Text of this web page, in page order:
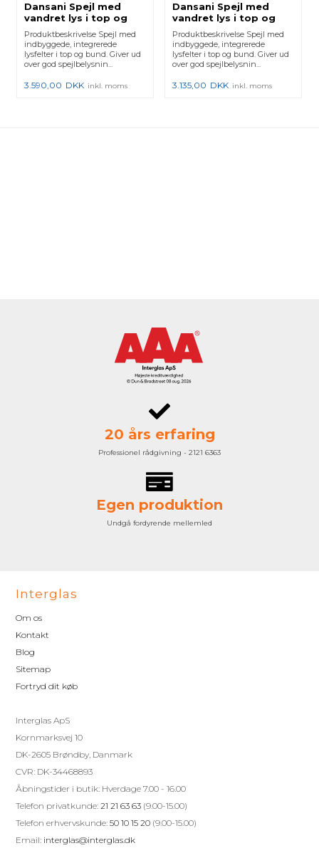
Dansani Spejl med
vandret lys i top og
bund, 120x70 cm
Produktbeskrivelse Spejl med
indbyggede, integrerede
lysfelter i top og bund. Giver ud
over god spejlbelysnin...
3.590,00 DKK inkl. moms
Dansani Spejl med
vandret lys i top og
bund, 100x70 cm
Produktbeskrivelse Spejl med
indbyggede, integrerede
lysfelter i top og bund. Giver ud
over god spejlbelysnin...
3.135,00 DKK inkl. moms
20 års erfaring
Professionel rådgivning - 2121 6363
Egen produktion
Undgå fordyrende mellemled
Interglas
Om os
Kontakt
Blog
Sitemap
Fortryd dit køb
Interglas ApS
Kornmarksvej 10
DK-2605 Brøndby, Danmark
CVR: DK-34468893
Åbningstider i butik: Hverdage 7.00 - 16.00
Telefon privatkunde:21 21 63 63 (9.00-15.00)
Telefon erhvervskunde:50 10 15 20 (9.00-15.00)
Email: interglas@interglas.dk